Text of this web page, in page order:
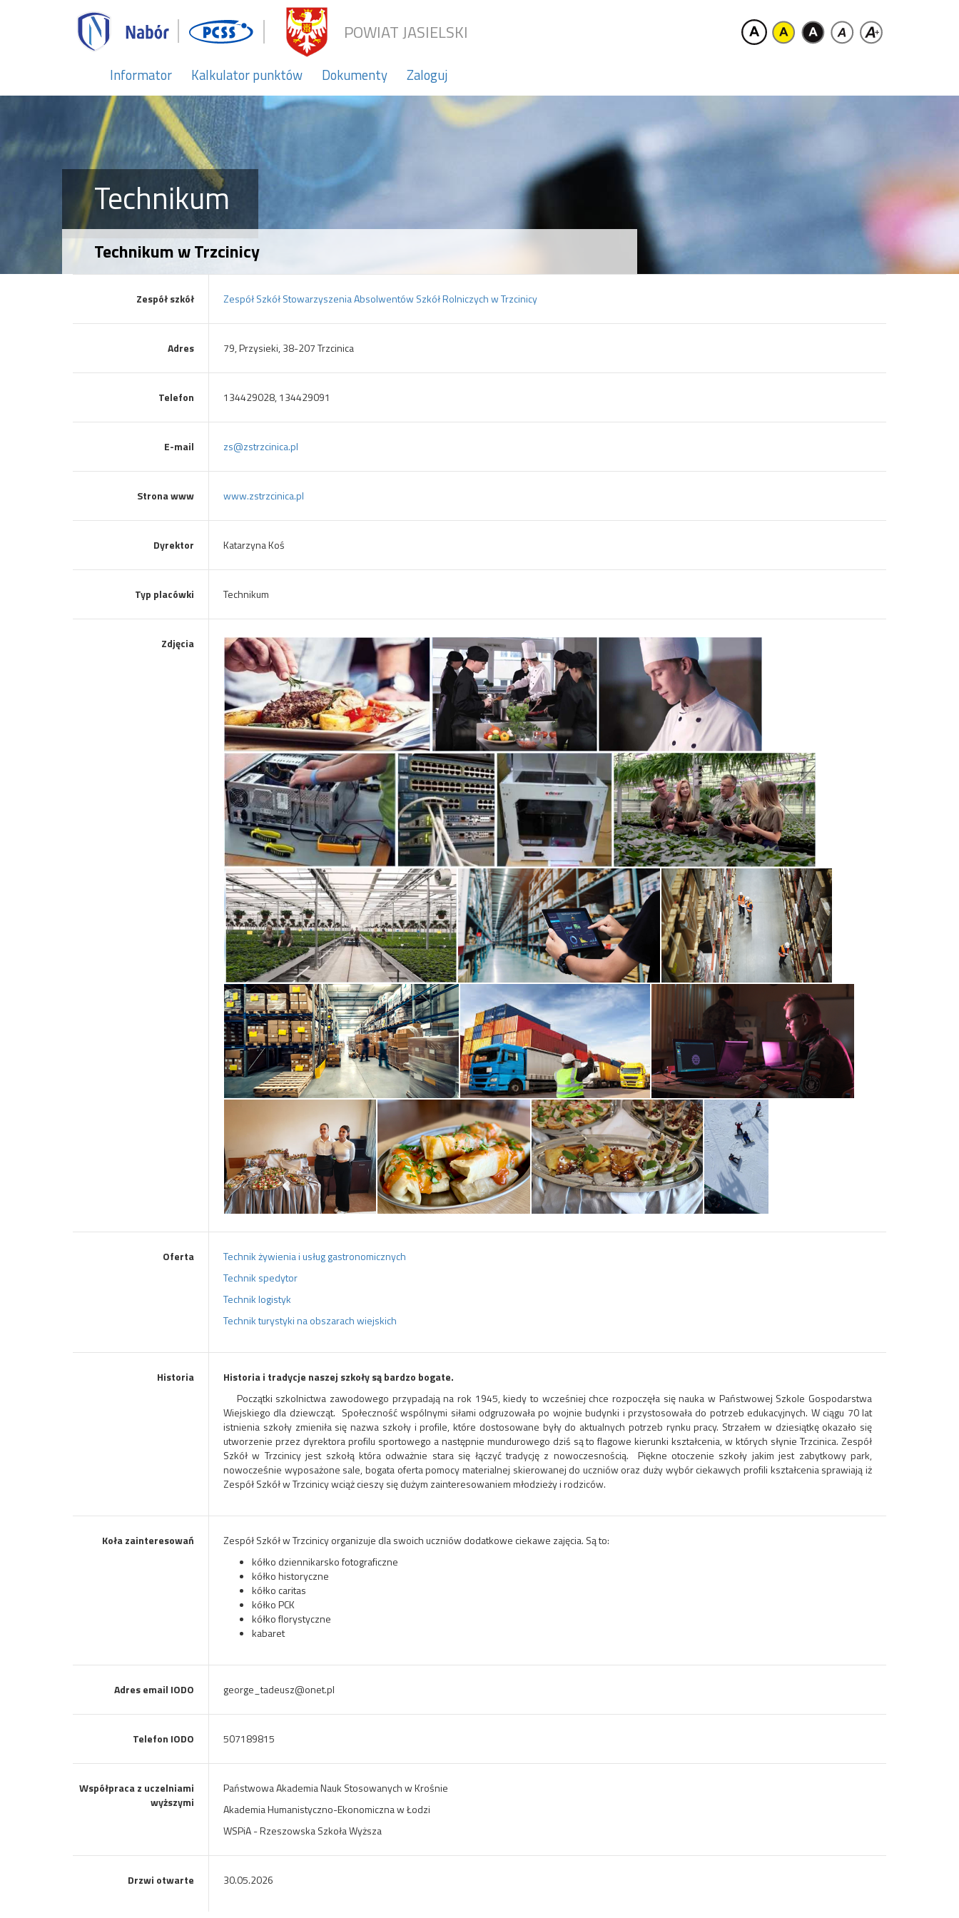
POWIAT JASIELSKI
Informator Kalkulator punktów Dokumenty Zaloguj
Technikum
Technikum w Trzcinicy
Zespół szkół Zespół Szkół Stowarzyszenia Absolwentów Szkół Rolniczych w Trzcinicy
Adres 79, Przysieki, 38-207 Trzcinica
Telefon 134429028, 134429091
E-mail zs@zstrzcinica.pl
Strona www www.zstrzcinica.pl
Dyrektor Katarzyna Koś
Typ placówki Technikum
Zdjęcia
Oferta
Technik żywienia i usług gastronomicznych
Technik spedytor
Technik logistyk
Technik turystyki na obszarach wiejskich
Historia
Historia i tradycje naszej szkoły są bardzo bogate.
Początki szkolnictwa zawodowego przypadają na rok 1945, kiedy to wcześniej chce rozpoczęła się nauka w Państwowej Szkole Gospodarstwa
Wiejskiego dla dziewcząt. Społeczność wspólnymi siłami odgruzowała po wojnie budynki i przystosowała do potrzeb edukacyjnych. W ciągu 70 lat
istnienia szkoły zmieniła się nazwa szkoły i profile, które dostosowane były do aktualnych potrzeb rynku pracy. Strzałem w dziesiątkę okazało się
utworzenie przez dyrektora profilu sportowego a następnie mundurowego dziś są to flagowe kierunki kształcenia, w których słynie Trzcinica. Zespół
Szkół w Trzcinicy jest szkołą która odważnie stara się łączyć tradycję z nowoczesnością.
Piękne otoczenie szkoły jakim jest zabytkowy park,
nowocześnie wyposażone sale, bogata oferta pomocy materialnej skierowanej do uczniów oraz duży wybór ciekawych profili kształcenia sprawiają iż
Zespół Szkół w Trzcinicy wciąż cieszy się dużym zainteresowaniem młodzieży i rodziców.
Koła zainteresowań
Zespół Szkół w Trzcinicy organizuje dla swoich uczniów dodatkowe ciekawe zajęcia. Są to:
kółko dziennikarsko fotograficzne
kółko historyczne
kółko caritas
kółko PCK
kółko florystyczne
kabaret
Adres email IODO george_tadeusz@onet.pl
Telefon IODO 507189815
Współpraca z uczelniami
wyższymi
Państwowa Akademia Nauk Stosowanych w Krośnie
Akademia Humanistyczno-Ekonomiczna w Łodzi
WSPiA - Rzeszowska Szkoła Wyższa
Drzwi otwarte 30.05.2026